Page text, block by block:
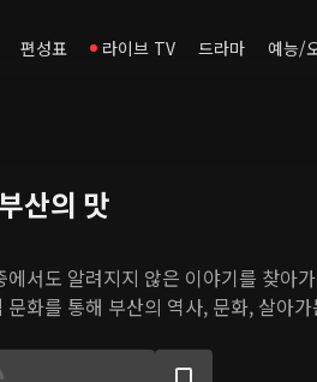
편성표 라이브 TV 드라마 예능/
산의 맛
에서도 알려지지 않은 이야기를 찾아
문화를 통해 부산의 역사, 문화, 살아